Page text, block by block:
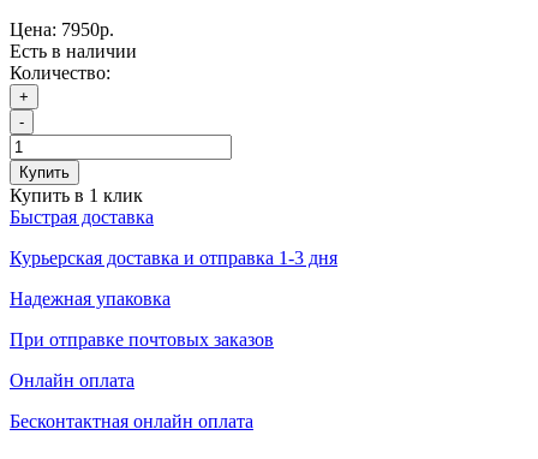
Цена: 7950р.
Есть в наличии
Количество:
+
-
Купить
Купить в 1 клик
Быстрая доставка
Курьерская доставка и отправка 1-3 дня
Надежная упаковка
При отправке почтовых заказов
Онлайн оплата
Бесконтактная онлайн оплата